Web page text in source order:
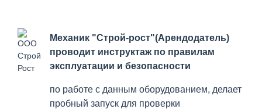
Механик "Строй-рост"(Арендодатель)
проводит инструктаж по правилам
эксплуатации и безопасности
по работе с данным оборудованием, делает
пробный запуск для проверки